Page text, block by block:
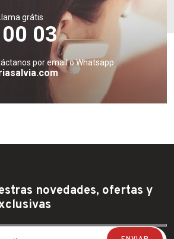
grátis
03
por email o Whatsapp
novedades, ofertas y